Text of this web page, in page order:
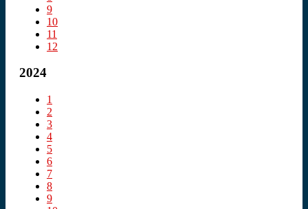
9
10
11
12
2024
1
2
3
4
5
6
7
8
9